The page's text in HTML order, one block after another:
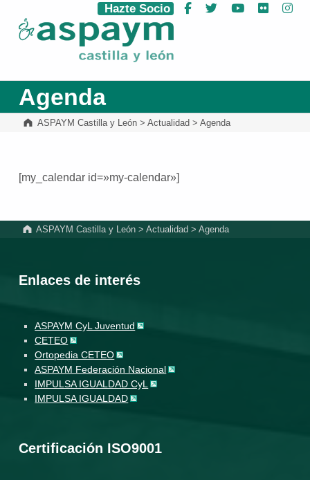
ASPAYM Castilla y León
Hazte Socio Facebook
Twitter YouTube
Flickr
Agenda
ASPAYM Castilla y León> Actualidad > Agenda
[my_calendar id=»my-calendar»]
ASPAYM Castilla y León >Actualidad >Agenda
Enlaces de interés
ASPAYM CyL Juventud
CETEO
Ortopedia CETEO
ASPAYM Federación Nacional
IMPULSA IGUALDAD CyL
IMPULSA IGUALDAD
Certificación ISO9001